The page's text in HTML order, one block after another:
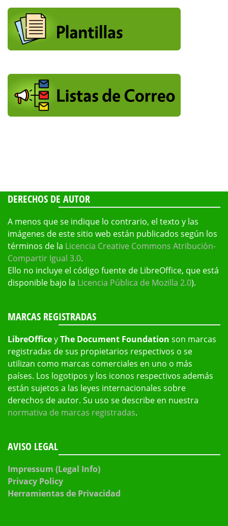
DERECHOS DE AUTOR
A menos que se indique lo contrario, el texto y las
imágenes de este sitio web están publicados según los
términos de la Licencia Creative Commons Atribución-
Compartir Igual 3.0.
Ello no incluye el código fuente de LibreOffice, que está
disponible bajo la Licencia Pública de Mozilla 2.0).
MARCAS REGISTRADAS
LibreOfficeyThe Document Foundation son marcas
registradas de sus propietarios respectivos o se
utilizan como marcas comerciales en uno o más
países. Los logotipos y los iconos respectivos además
están sujetos a las leyes internacionales sobre
derechos de autor. Su uso se describe en nuestra
normativa de marcas registradas.
AVISO LEGAL
Impressum (Legal Info)
Privacy Policy
Herramientas de Privacidad